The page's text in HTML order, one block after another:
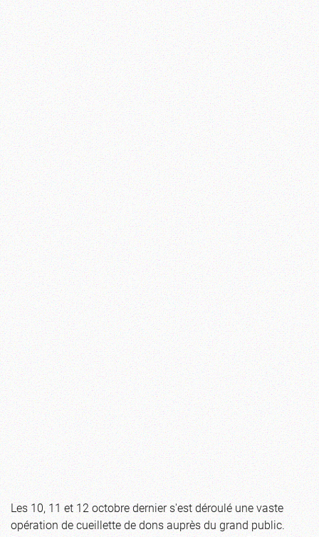
Les 10, 11 et 12 octobre dernier s'est déroulé une vaste
opération de cueillette de dons auprès du grand public.